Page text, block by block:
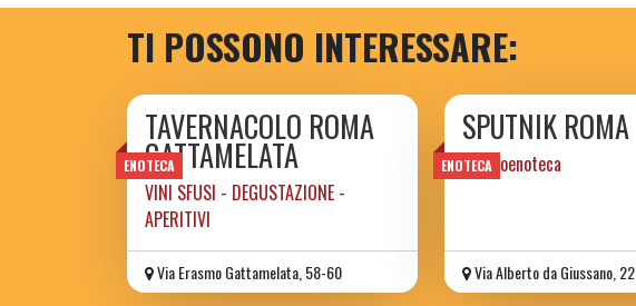
TI POSSONO INTERESSARE:
ENOTECA
TAVERNACOLO ROMA
GATTAMELATA
VINI SFUSI - DEGUSTAZIONE -
APERITIVI
Via Erasmo Gattamelata, 58-60
ENOTECA
SPUTNIK ROMA
gastroenoteca
Via Alberto da Giussano, 22